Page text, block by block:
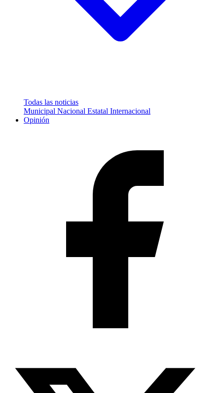
Todas las noticias
Municipal Nacional Estatal Internacional
Opinión